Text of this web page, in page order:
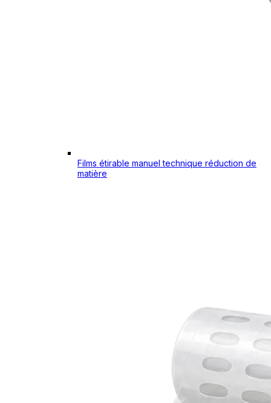
Films étirable manuel technique réduction de
matière